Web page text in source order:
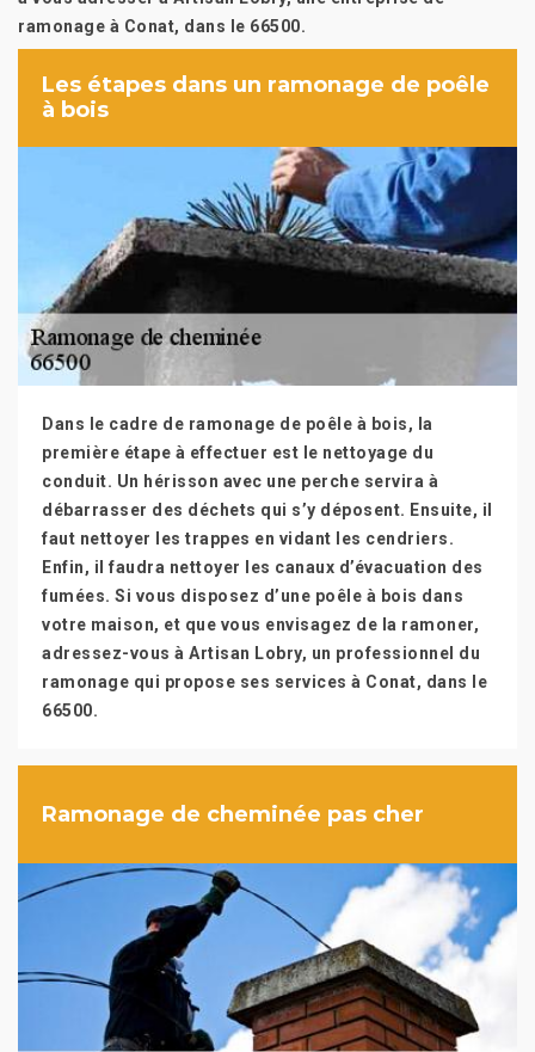
ramonage à Conat, dans le 66500.
Les étapes dans un ramonage de poêle
à bois
Dans le cadre de ramonage de poêle à bois, la
première étape à effectuer est le nettoyage du
conduit. Un hérisson avec une perche servira à
débarrasser des déchets qui s’y déposent. Ensuite, il
faut nettoyer les trappes en vidant les cendriers.
Enfin, il faudra nettoyer les canaux d’évacuation des
fumées. Si vous disposez d’une poêle à bois dans
votre maison, et que vous envisagez de la ramoner,
adressez-vous à Artisan Lobry, un professionnel du
ramonage qui propose ses services à Conat, dans le
66500.
Ramonage de cheminée pas cher